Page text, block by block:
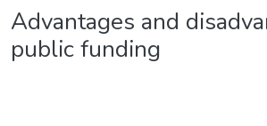
Advantages and
public funding